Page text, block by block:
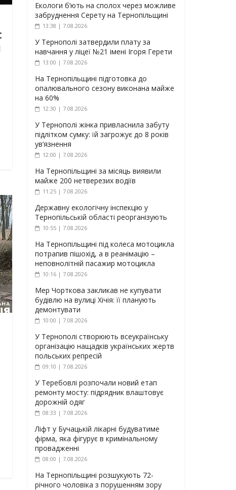
Екологи б’ють на сполох через можливе
забруднення Серету на Тернопільщині
13:38 | 7.08.2026
У Тернополі затвердили плату за
навчання у ліцеї №21 імені Ігоря Герети
13:00 | 7.08.2026
На Тернопільщині підготовка до
опалювального сезону виконана майже
на 60%
12:30 | 7.08.2026
У Тернополі жінка привласнила забуту
підлітком сумку: їй загрожує до 8 років
ув’язнення
12:00 | 7.08.2026
На Тернопільщині за місяць виявили
майже 200 нетверезих водіїв
11:25 | 7.08.2026
Державну екологічну інспекцію у
Тернопільській області реорганізують
10:55 | 7.08.2026
На Тернопільщині під колеса мотоцикла
потрапив пішохід, а в реанімацію –
неповнолітній пасажир мотоцикла
10:16 | 7.08.2026
Мер Чорткова закликав не купувати
будівлю на вулиці Хічія: її планують
демонтувати
10:00 | 7.08.2026
У Тернополі створюють всеукраїнську
організацію нащадків українських жертв
польських репресій
09:10 | 7.08.2026
У Теребовлі розпочали новий етап
ремонту мосту: підрядник влаштовує
дорожній одяг
08:33 | 7.08.2026
Ліфт у Бучацькій лікарні будуватиме
фірма, яка фігурує в кримінальному
провадженні
08:00 | 7.08.2026
На Тернопільщині розшукують 72-
річного чоловіка з порушенням зору